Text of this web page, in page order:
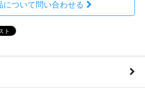
について問い合わせる